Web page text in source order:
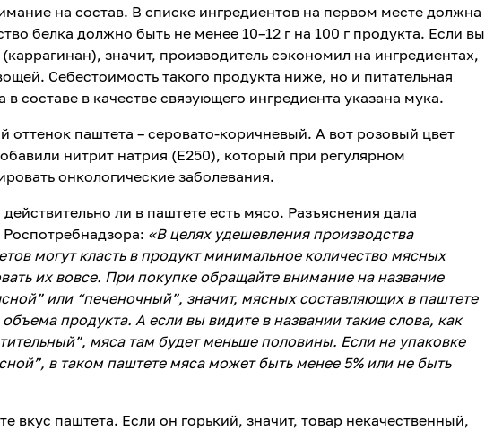
на состав. В списке ингредиентов на первом месте должна
белка должно быть не менее 10–12 г на 100 г продукта. Если вы
значит, производитель сэкономил на ингредиентах,
Себестоимость такого продукта ниже, но и питательная
составе в качестве связующего ингредиента указана мука.
оттенок паштета – серовато-коричневый. А вот розовый цвет
нитрит натрия (Е250), который при регулярном
онкологические заболевания.
ли в паштете есть мясо. Разъяснения дала
Роспотребнадзора: «В целях удешевления производства
могут класть в продукт минимальное количество мясных
их вовсе. При покупке обращайте внимание на название
или “печеночный”, значит, мясных составляющих в паштете
продукта. А если вы видите в названии такие слова, как
мяса там будет меньше половины. Если на упаковке
в таком паштете мяса может быть менее 5% или не быть
вкус паштета. Если он горький, значит, товар некачественный,